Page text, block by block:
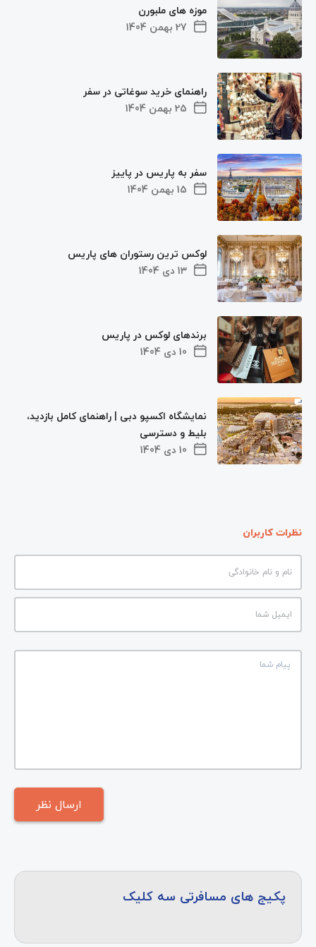
27 بهمن 1404
موزه های ملبورن
25 بهمن 1404
راهنمای خرید سوغاتی در سفر
15 بهمن 1404
سفر به پاریس در پاییز
13 دی 1404
لوکس ترین رستوران های پاریس
10 دی 1404
برندهای لوکس در پاریس
10 دی 1404
نمایشگاه اکسپو دبی | راهنمای کامل بازدید،
بلیط و دسترسی
نظرات کاربران
پکیج های مسافرتی سه کلیک